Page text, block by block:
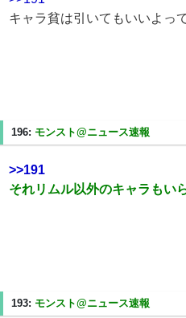
キャラ貧は引いてもいいよっ
196: モンスト@ニュース速報
>>191
それリムル以外のキャラもい
193: モンスト@ニュース速報